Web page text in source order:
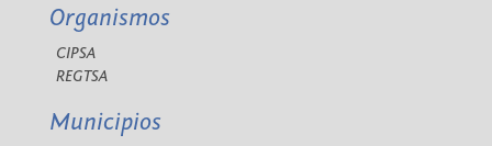
Organismos
CIPSA
REGTSA
Municipios